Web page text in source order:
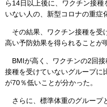
ら14日以上後に、ワクチン接
いない人の、新型コロナの重症
その結果、ワクチン接種を受
高い予防効果を得られることが
BMIが高く、ワクチンの2回
接種を受けていないグループに
が70％低いことが分かった。
さらに、標準体重のグループ